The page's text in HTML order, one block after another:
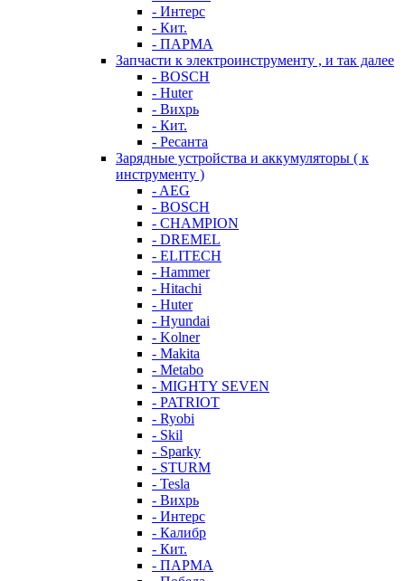
- Интерс
- Кит.
- ПАРМА
Запчасти к электроинструменту , и так далее
- BOSCH
- Huter
- Вихрь
- Кит.
- Ресанта
Зарядные устройства и аккумуляторы ( к
инструменту )
- AEG
- BOSCH
- CHAMPION
- DREMEL
- ELITECH
- Hammer
- Hitachi
- Huter
- Hyundai
- Kolner
- Makita
- Metabo
- MIGHTY SEVEN
- PATRIOT
- Ryobi
- Skil
- Sparky
- STURM
- Tesla
- Вихрь
- Интерс
- Калибр
- Кит.
- ПАРМА